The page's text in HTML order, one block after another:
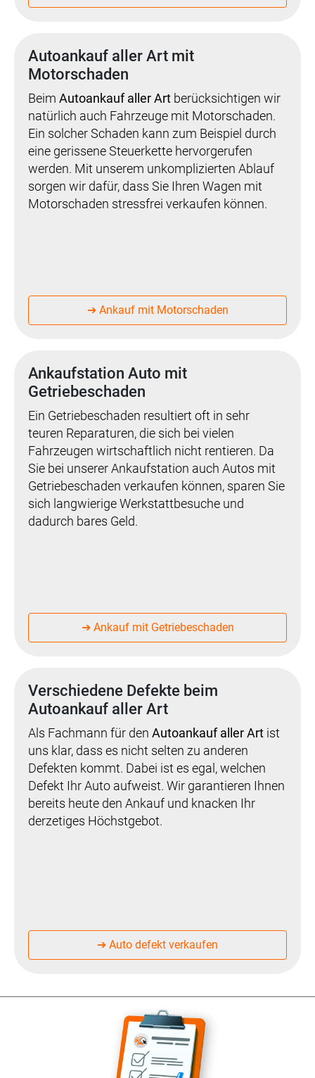
Autoankauf aller Art mit
Motorschaden
Beim Autoankauf aller Art berücksichtigen wir
natürlich auch Fahrzeuge mit Motorschaden.
Ein solcher Schaden kann zum Beispiel durch
eine gerissene Steuerkette hervorgerufen
werden. Mit unserem unkomplizierten Ablauf
sorgen wir dafür, dass Sie Ihren Wagen mit
Motorschaden stressfrei verkaufen können.
➔ Ankauf mit Motorschaden
Ankaufstation Auto mit
Getriebeschaden
Ein Getriebeschaden resultiert oft in sehr
teuren Reparaturen, die sich bei vielen
Fahrzeugen wirtschaftlich nicht rentieren. Da
Sie bei unserer Ankaufstation auch Autos mit
Getriebeschaden verkaufen können, sparen Sie
sich langwierige Werkstattbesuche und
dadurch bares Geld.
➔ Ankauf mit Getriebeschaden
Verschiedene Defekte beim
Autoankauf aller Art
Als Fachmann für den Autoankauf aller Art ist
uns klar, dass es nicht selten zu anderen
Defekten kommt. Dabei ist es egal, welchen
Defekt Ihr Auto aufweist. Wir garantieren Ihnen
bereits heute den Ankauf und knacken Ihr
derzetiges Höchstgebot.
➔ Auto defekt verkaufen